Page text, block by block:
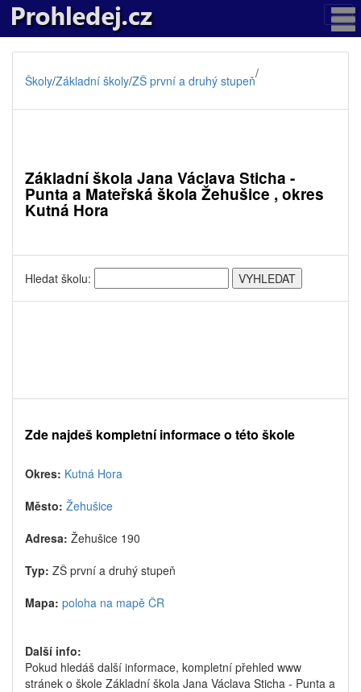
Školy/Základní školy/ZŠ první a druhý stupeň/
Základní škola Jana Václava Sticha -
Punta a Mateřská škola Žehušice , okres
Kutná Hora
Hledat školu:
Zde najdeš kompletní informace o této škole
Okres: Kutná Hora
Město: Žehušice
Adresa: Žehušice 190
Typ: ZŠ první a druhý stupeň
Mapa: poloha na mapě ČR
Další info:
Pokud hledáš další informace, kompletní přehled www
stránek o škole Základní škola Jana Václava Sticha - Punta a